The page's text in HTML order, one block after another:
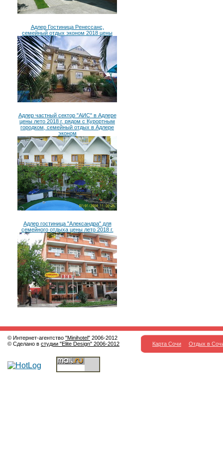
Адлер Гостиница Ренессанс,
семейный отдых эконом 2018 цены
Адлер частный сектор "АИС" в Адлере
цены лето 2018 г, рядом с Курортным
городком, семейный отдых в Адлере
эконом
Адлер гостиница "Александра" для
семейного отдыха цены лето 2018 г.
© Интернет-агентство "Minihotel" 2006-2012
© Сделано в студии "Elite Design" 2006-2012 Карта Сочи Отдых в